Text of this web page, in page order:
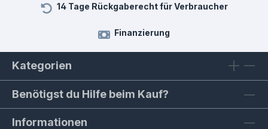
14 Tage Rückgaberecht für Verbraucher
Finanzierung
Kategorien
Benötigst du Hilfe beim Kauf?
Informationen